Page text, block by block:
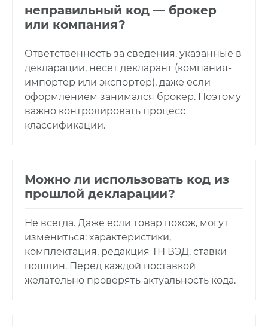
неправильный код — брокер
или компания?
Ответственность за сведения, указанные в
декларации, несет декларант (компания-
импортер или экспортер), даже если
оформлением занимался брокер. Поэтому
важно контролировать процесс
классификации.
Можно ли использовать код из
прошлой декларации?
Не всегда. Даже если товар похож, могут
измениться: характеристики,
комплектация, редакция ТН ВЭД, ставки
пошлин. Перед каждой поставкой
желательно проверять актуальность кода.